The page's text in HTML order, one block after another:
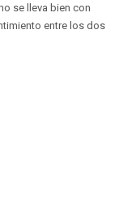
se lleva bien con
entre los dos